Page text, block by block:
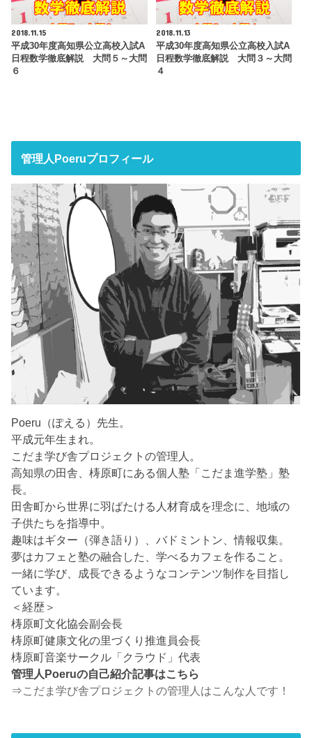
2018.11.15
平成30年度高知県公立高校入試A
日程数学徹底解説 大問５～大問
６
2018.11.13
平成30年度高知県公立高校入試A
日程数学徹底解説 大問３～大問
４
管理人Poeruプロフィール
Poeru（ぽえる）先生。
平成元年生まれ。
こだま学び舎プロジェクトの管理人。
高知県の田舎、梼原町にある個人塾「こだま進学塾」塾
長。
田舎町から世界に羽ばたける人材育成を理念に、地域の
子供たちを指導中。
趣味はギター（弾き語り）、バドミントン、情報収集。
夢はカフェと塾の融合した、学べるカフェを作ること。
一緒に学び、成長できるようなコンテンツ制作を目指し
ています。
＜経歴＞
梼原町文化協会副会長
梼原町健康文化の里づくり推進員会長
梼原町音楽サークル「クラウド」代表
管理人Poeruの自己紹介記事はこちら
⇒ こだま学び舎プロジェクトの管理人はこんな人です！